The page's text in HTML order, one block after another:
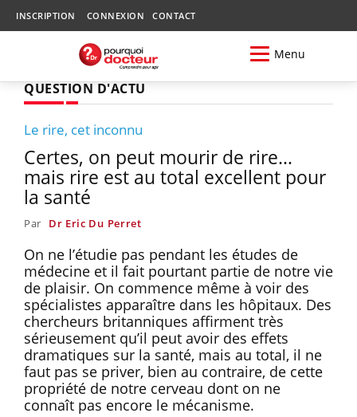
INSCRIPTION CONNEXION CONTACT
Menu
QUESTION D'ACTU
Le rire, cet inconnu
Certes, on peut mourir de rire…
mais rire est au total excellent pour
la santé
Par Dr Eric Du Perret
On ne l’étudie pas pendant les études de
médecine et il fait pourtant partie de notre vie
de plaisir. On commence même à voir des
spécialistes apparaître dans les hôpitaux. Des
chercheurs britanniques affirment très
sérieusement qu’il peut avoir des effets
dramatiques sur la santé, mais au total, il ne
faut pas se priver, bien au contraire, de cette
propriété de notre cerveau dont on ne
connaît pas encore le mécanisme.